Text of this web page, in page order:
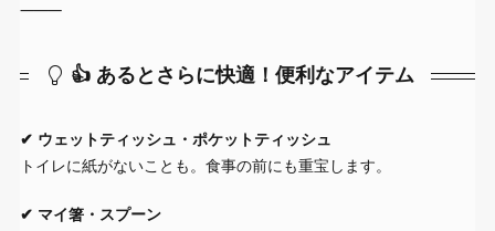
⸻
👍 あるとさらに快適！便利なアイテム
✔ ウェットティッシュ・ポケットティッシュ
トイレに紙がないことも。食事の前にも重宝します。
✔ マイ箸・スプーン